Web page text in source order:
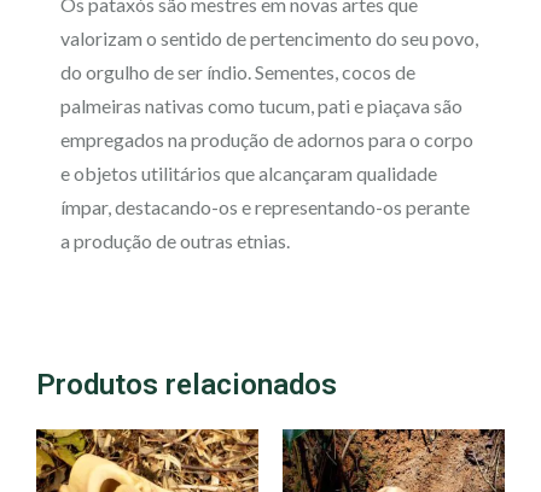
valorizam o sentido de pertencimento do seu povo,
do orgulho de ser índio. Sementes, cocos de
palmeiras nativas como tucum, pati e piaçava são
empregados na produção de adornos para o corpo
e objetos utilitários que alcançaram qualidade
ímpar, destacando-os e representando-os perante
a produção de outras etnias.
Produtos relacionados